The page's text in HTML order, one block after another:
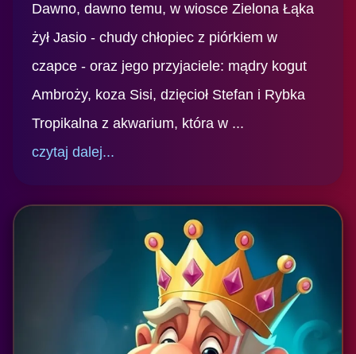
Dawno, dawno temu, w wiosce Zielona Łąka
żył Jasio - chudy chłopiec z piórkiem w
czapce - oraz jego przyjaciele: mądry kogut
Ambroży, koza Sisi, dzięcioł Stefan i Rybka
Tropikalna z akwarium, która w ...
czytaj dalej...